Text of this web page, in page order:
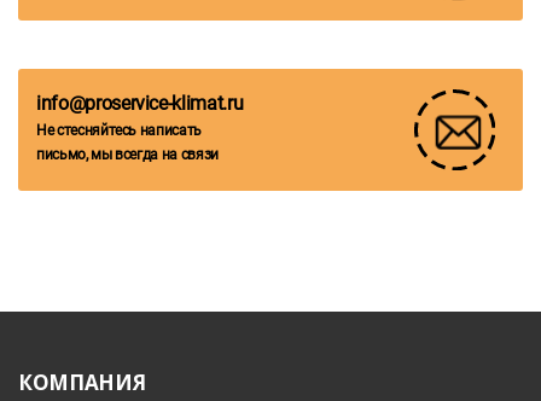
info@proservice-klimat.ru
Не стесняйтесь написать
письмо, мы всегда на связи
КОМПАНИЯ